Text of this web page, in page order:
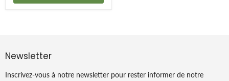
Newsletter
Inscrivez-vous à notre newsletter pour rester informer de notre